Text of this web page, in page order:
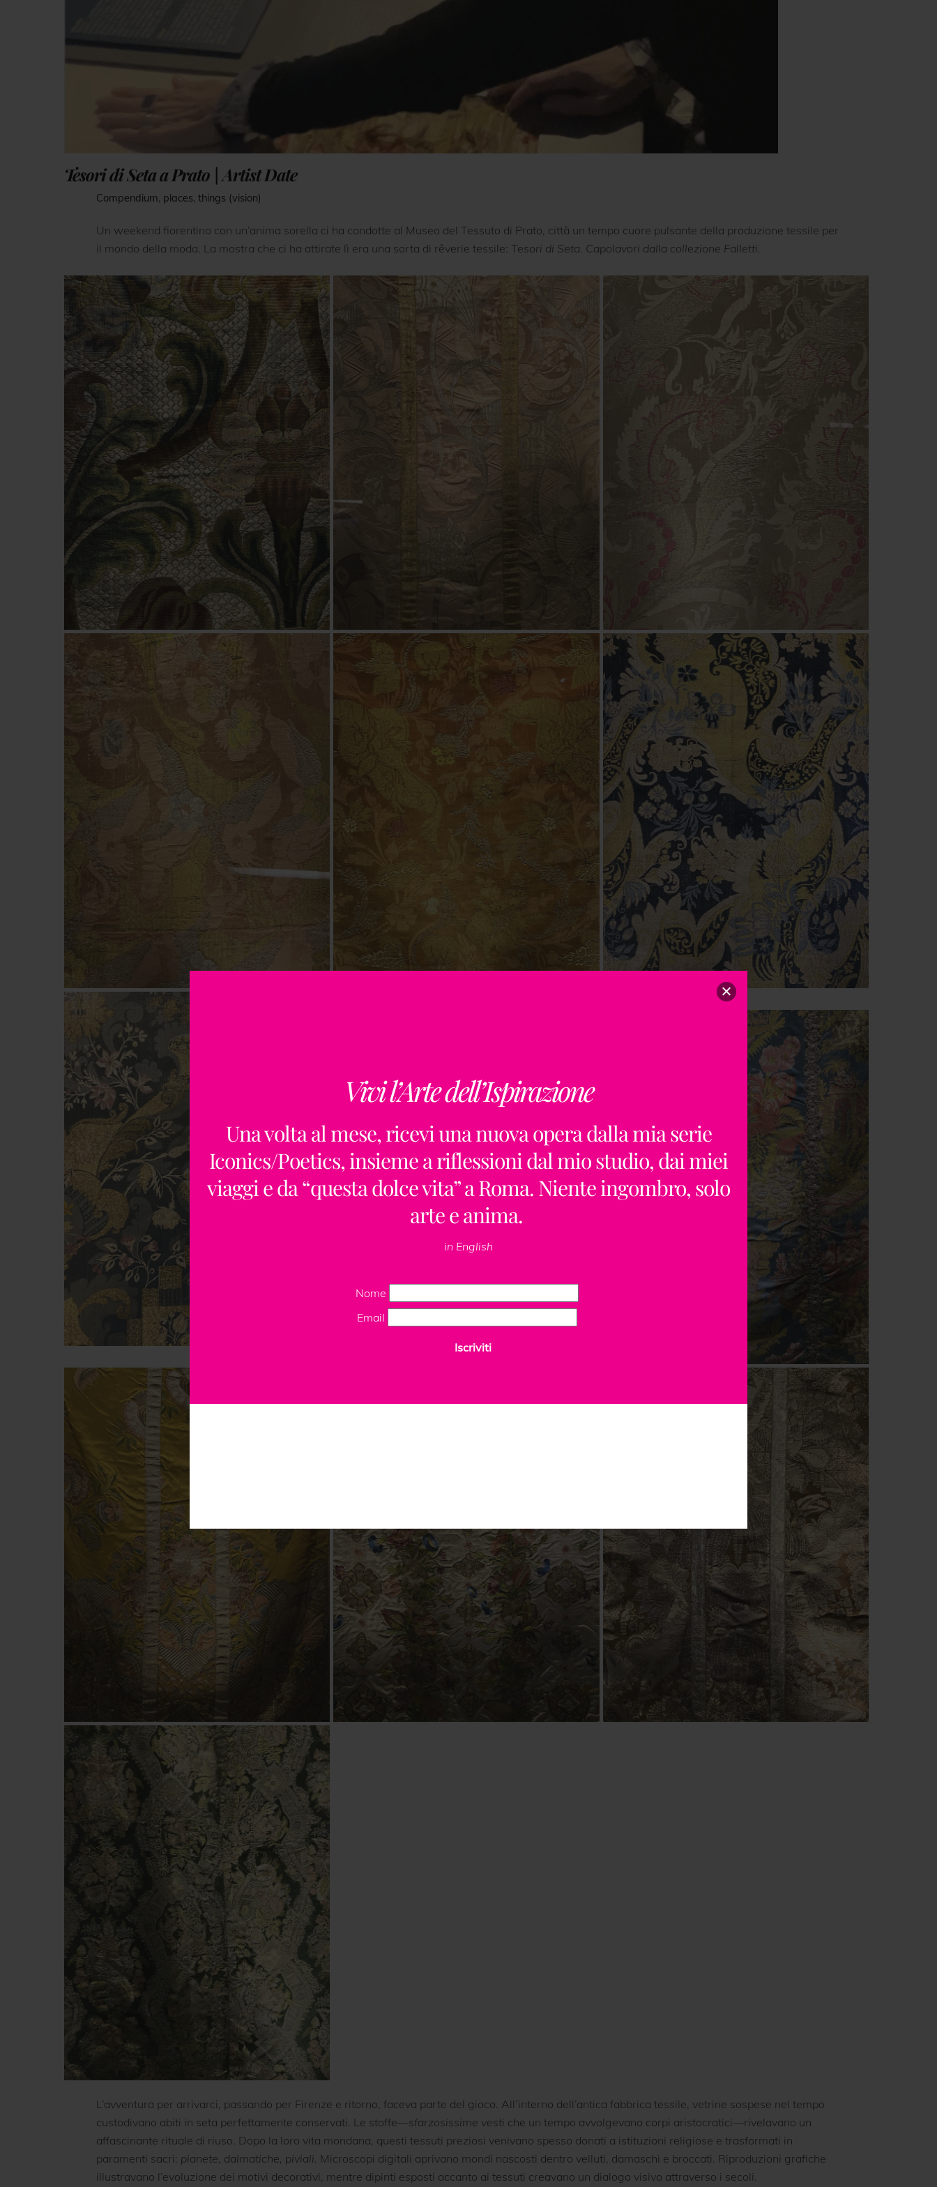
Vivi l’Arte dell’Ispirazione
Una volta al mese, ricevi una nuova opera dalla mia serie
Iconics/Poetics, insieme a riflessioni dal mio studio, dai miei
viaggi e da “questa dolce vita” a Roma. Niente ingombro, solo
arte e anima.
in English
Nome
Email
Iscriviti
Tesori di Seta a Prato | Artist Date
Compendium, places,things (vision)
Un weekend fiorentino con un’anima sorella ci ha condotte al Museo del Tessuto di Prato, città un tempo cuore pulsante della produzione tessile per
il mondo della moda. La mostra che ci ha attirate lì era una sorta di rêverie tessile: Tesori di Seta. Capolavori dalla collezione Falletti.
L’avventura per arrivarci, passando per Firenze e ritorno, faceva parte del gioco. All’interno dell’antica fabbrica tessile, vetrine sospese nel tempo
custodivano abiti in seta perfettamente conservati. Le stoffe—sfarzosissime vesti che un tempo avvolgevano corpi aristocratici—rivelavano un
affascinante rituale di riuso. Dopo la loro vita mondana, questi tessuti preziosi venivano spesso donati a istituzioni religiose e trasformati in
paramenti sacri: pianete, dalmatiche, piviali. Microscopi digitali aprivano mondi nascosti dentro velluti, damaschi e broccati. Riproduzioni grafiche
illustravano l’evoluzione dei motivi decorativi, mentre dipinti esposti accanto ai tessuti creavano un dialogo visivo attraverso i secoli.